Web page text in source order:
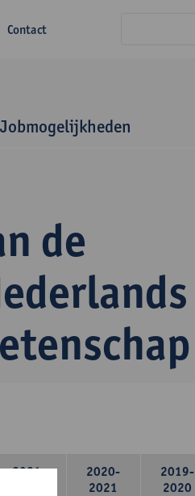
Contact
Jobmogelijkheden
de
2021-
2020-
2021
2019-
2020